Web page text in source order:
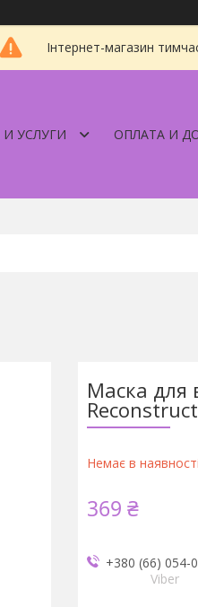
Інтернет-магазин
УСЛУГИ ОПЛАТА И
Маска для
Немає в наявності
369 ₴
+380 (66) 054-
Viber